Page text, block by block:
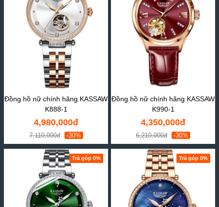
Đồng hồ nữ chính hãng KASSAW
K888-1
4,980,000đ
7,110,000đ -30%
Đồng hồ nữ chính hãng KASSAW
K990-1
4,350,000đ
6,210,000đ -30%
Trả góp 0% Trả góp 0%